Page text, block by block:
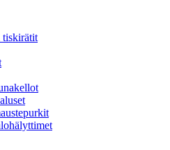
tiskirätit